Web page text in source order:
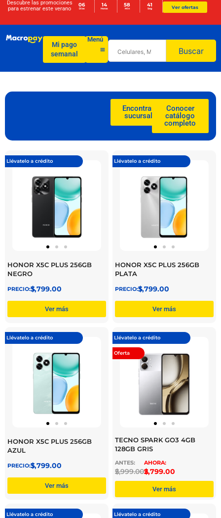
Descubre las promociones
para estrenar este verano
06
Días
14
Horas
58
Min
39
Seg Ver ofertas
Mi pago
semanal
Menú
Buscar
Encontrar
sucursal
Conocer
catálogo
completo
Llévatelo a crédito
HONOR X5C PLUS 256GB
NEGRO
$
3,799.00
Ver más
Llévatelo a crédito
HONOR X5C PLUS 256GB
PLATA
$
3,799.00
Ver más
Llévatelo a crédito
HONOR X5C PLUS 256GB
AZUL
$
3,799.00
Ver más
Llévatelo a crédito
Oferta
TECNO SPARK GO3 4GB
128GB GRIS
$
2,999.00$
2,799.00
Ver más
Llévatelo a crédito Llévatelo a crédito